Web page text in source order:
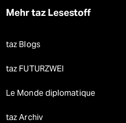
Mehr taz Lesestoff
taz Blogs
taz FUTURZWEI
Le Monde diplomatique
taz Archiv